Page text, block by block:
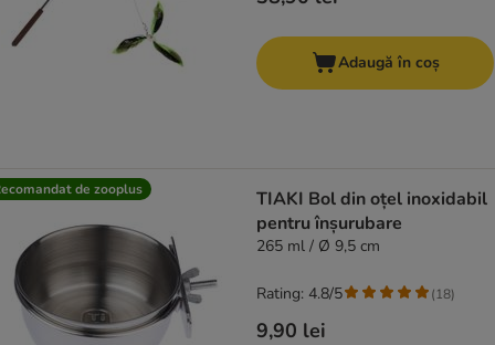
Adaugă în coș
de zooplus
TIAKI Bol din oțel inoxidabil
pentru înșurubare
265 ml / Ø 9,5 cm
9,90 lei
Rating: 4.8/5 (18)